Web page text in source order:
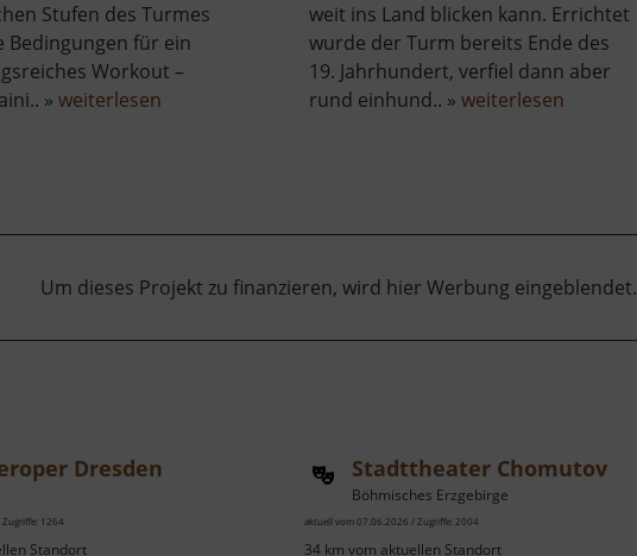
Stufen des Turmes
Bedingungen für ein
Workout –
» weiterlesen
weit ins Land blicken kann. Errichtet
wurde der Turm bereits Ende des
19. Jahrhundert, verfiel dann aber
rund einhund.. »weiterlesen
Um dieses Projekt zu finanzieren, wird hier Werbung eingeblendet.
Dresden
1264
Standort
Stadttheater Chomutov
Böhmisches Erzgebirge
aktuell vom 07.06.2026 / Zugriffe: 2004
34 km vom aktuellen Standort